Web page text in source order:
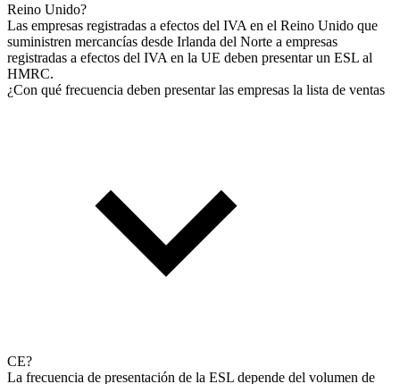
Reino Unido?
Las empresas registradas a efectos del IVA en el Reino Unido que
suministren mercancías desde Irlanda del Norte a empresas
registradas a efectos del IVA en la UE deben presentar un ESL al
HMRC.
¿Con qué frecuencia deben presentar las empresas la lista de ventas
CE?
La frecuencia de presentación de la ESL depende del volumen de